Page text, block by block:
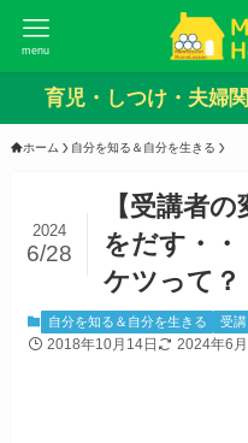
menu
育児・しつけ・夫婦
ホーム 自分を知る＆自分を生きる
【受講者
をだす・
ケツって？
2024
6/28
自分を知る＆自分を生きる 受
2018年10月14日 2024年6